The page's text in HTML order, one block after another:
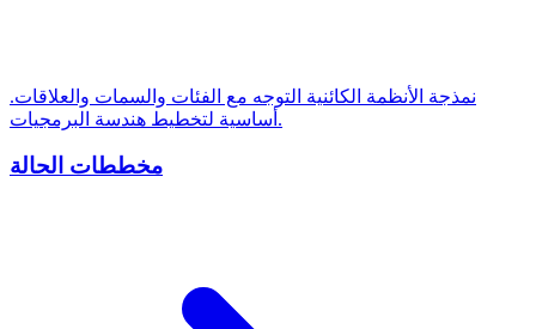
نمذجة الأنظمة الكائنية التوجه مع الفئات والسمات والعلاقات.
أساسية لتخطيط هندسة البرمجيات.
مخططات الحالة